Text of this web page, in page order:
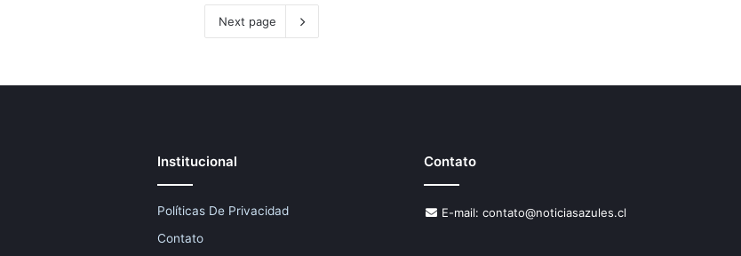
Next page
Institucional
Políticas De Privacidad
Contato
Contato
E-mail: contato@noticiasazules.cl